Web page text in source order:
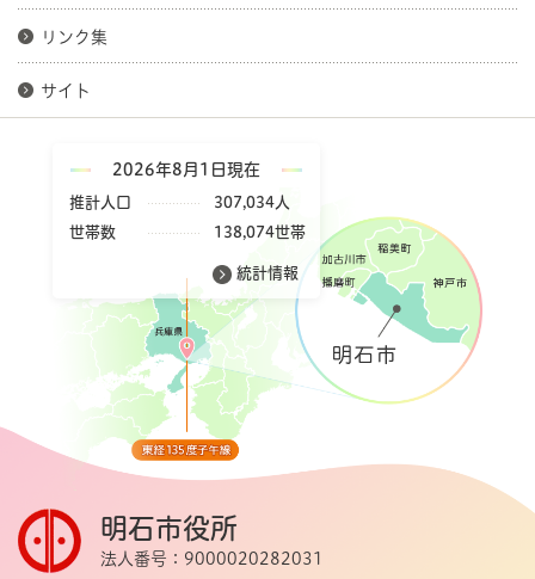
リンク集
サイト
2026年8月1日現在
推計人口
307,034人
世帯数
138,074世帯
統計情報
明石市役所
法人番号：9000020282031